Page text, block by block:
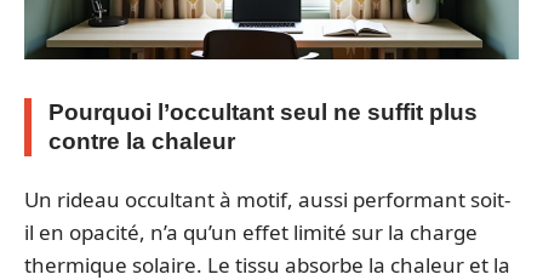
Pourquoi l’occultant seul ne suffit plus
contre la chaleur
Un rideau occultant à motif, aussi performant soit-
il en opacité, n’a qu’un effet limité sur la charge
thermique solaire. Le tissu absorbe la chaleur et la